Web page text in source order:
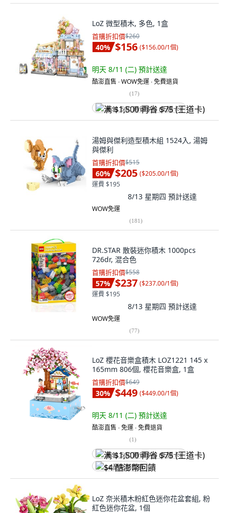
LoZ 微型積木, 多色, 1盒
首購折扣價$260
40% $156 ($156.00/1個)
明天 8/11 (二) 預計送達
酷澎直售 ∙ WOW免運 ∙ 免費退貨
(17)
满 $1,500 再省 $75 (王道卡)
湯姆與傑利造型積木組 1524入, 湯姆
與傑利
首購折扣價$515
60% $205 ($205.00/1個)
運費 $195
8/13 星期四 預計送達
WOW免運
(181)
DR.STAR 散裝迷你積木 1000pcs
726dr, 混合色
首購折扣價$558
57% $237 ($237.00/1個)
運費 $195
8/13 星期四 預計送達
WOW免運
(77)
LoZ 櫻花音樂盒積木 LOZ1221 145 x
165mm 806個, 櫻花音樂盒, 1盒
首購折扣價$649
30% $449 ($449.00/1個)
明天 8/11 (二) 預計送達
酷澎直售 ∙ 免運 ∙ 免費退貨
(1)
满 $1,500 再省 $75 (王道卡)
$4 酷澎幣回饋
LoZ 奈米積木粉紅色迷你花盆套組, 粉
紅色迷你花盆, 1個